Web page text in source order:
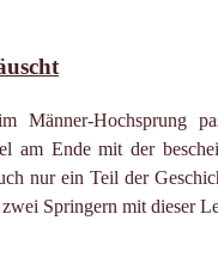
Männer-Hochsprung
am Ende mit der
nur ein Teil der
Springern mit dieser